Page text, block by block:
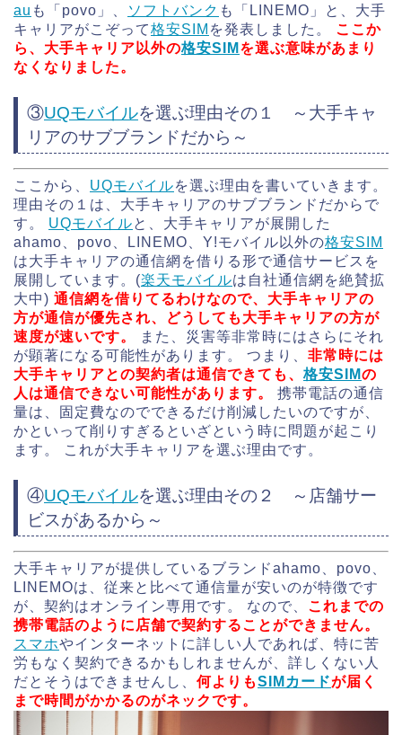
au も「povo」、 ソフトバンク も「LINEMO」と、大手
キャリアがこぞって格安SIM を発表しました。 ここか
ら、大手キャリア以外の格安SIM を選ぶ意味があまり
なくなりました。
③UQモバイルを選ぶ理由その１ ～大手キャ
リアのサブブランドだから～
ここから、 UQモバイルを選ぶ理由を書いていきます。
理由その１は、大手キャリアのサブブランドだからで
す。 UQモバイルと、大手キャリアが展開した
ahamo、povo、LINEMO、Y!モバイル以外の格安SIM
は大手キャリアの通信網を借りる形で通信サービスを
展開しています。(楽天モバイルは自社通信網を絶賛拡
大中) 通信網を借りてるわけなので、大手キャリアの
方が通信が優先され、どうしても大手キャリアの方が
速度が速いです。
また、災害等非常時にはさらにそれ
が顕著になる可能性があります。 つまり、 非常時には
大手キャリアとの契約者は通信できても、 格安SIMの
人は通信できない可能性があります。
携帯電話の通信
量は、固定費なのでできるだけ削減したいのですが、
かといって削りすぎるといざという時に問題が起こり
ます。 これが大手キャリアを選ぶ理由です。
④UQモバイルを選ぶ理由その２ ～店舗サー
ビスがあるから～
大手キャリアが提供しているブランドahamo、povo、
LINEMOは、従来と比べて通信量が安いのが特徴です
が、契約はオンライン専用です。 なので、 これまでの
携帯電話のように店舗で契約することができません。
スマホやインターネットに詳しい人であれば、特に苦
労もなく契約できるかもしれませんが、詳しくない人
だとそうはできませんし、 何よりもSIMカードが届く
まで時間がかかるのがネックです。